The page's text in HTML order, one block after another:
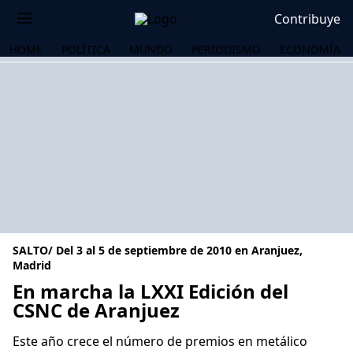
Contribuye
HOME POLÍTICA MUNDO PERIODISMO ECONOMÍA
SALTO/ Del 3 al 5 de septiembre de 2010 en Aranjuez,
Madrid
En marcha la LXXI Edición del
CSNC de Aranjuez
Este año crece el número de premios en metálico